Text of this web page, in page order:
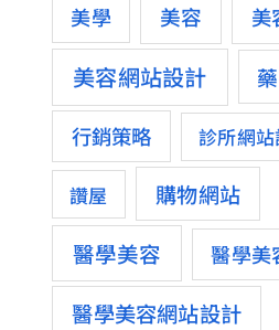
美學 美容 美
美容網站設計
行銷策略 診所網
讚屋 購物網站
醫學美容 醫學美
醫學美容網站設計